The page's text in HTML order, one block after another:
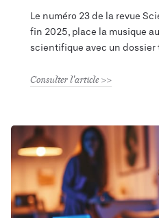
Le numéro 23 de la revue
fin 2025, place la musique
scientifique avec un dossier
Consulter l'article